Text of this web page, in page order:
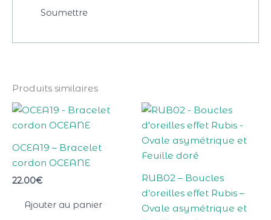
Produits similaires
OCEA19 – Bracelet
cordon OCEANE
22.00€
Ajouter au panier
RUB02 – Boucles
d’oreilles effet Rubis –
Ovale asymétrique et